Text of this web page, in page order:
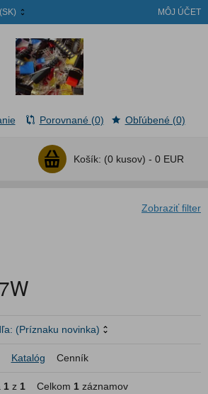
(SK) MÔJ ÚČET
Košík: (0 kusov) - 0 EUR
Porovnané (0) Obľúbené (0)
Zobraziť filter
(Príznaku novinka)
Katalóg Cenník
1 z 1 Celkom 1 záznamov